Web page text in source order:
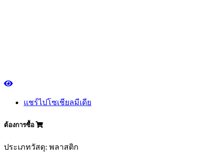
แชร์ไปโซเชียลมีเดีย
ต้องการซื้อ
ประเภทวัสดุ: พลาสติก